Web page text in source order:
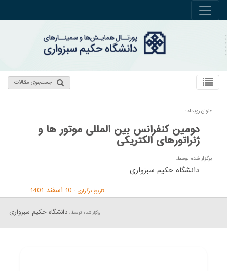
جستجوی مقالات
عنوان رویداد:
دومین کنفرانس بین المللی موتور ها و
ژنراتورهای الکتریکی
برگزار شده توسط:
دانشگاه حکیم سبزواری
تاریخ برگزاری :
برگزار شده توسط : دانشگاه حکیم سبزواری